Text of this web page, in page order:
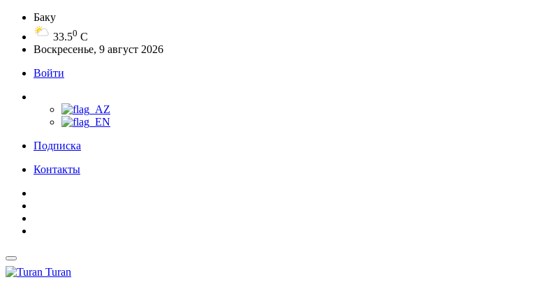
Баку
33.50 C
Воскресенье, 9 август 2026
Войти
Подписка
Контакты
Turan